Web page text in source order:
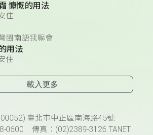
慷慨的用法
住
閩南語我嘛會
用法
住
載入更多
臺北市中正區南海路45號
0600 傳真：(02)2389-3126 TANET